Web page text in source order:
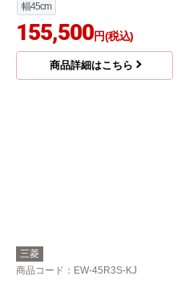
食器洗い乾燥機 NP-45
MC6T 工事セット
奥行60cm
44~48点（約6人分）
三菱
商品コード ：EW-45R3S-KJ